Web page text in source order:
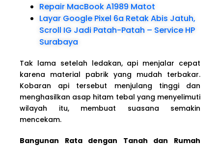
Repair MacBook A1989 Matot
Layar Google Pixel 6a Retak Abis Jatuh,
Scroll IG Jadi Patah-Patah – Service HP
Surabaya
Tak lama setelah ledakan, api menjalar cepat
karena material pabrik yang mudah terbakar.
Kobaran api tersebut menjulang tinggi dan
menghasilkan asap hitam tebal yang menyelimuti
wilayah itu, membuat suasana semakin
mencekam.
Bangunan Rata dengan Tanah dan Rumah